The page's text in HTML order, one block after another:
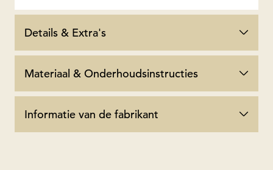
Details & Extra's
Materiaal & Onderhoudsinstructies
Informatie van de fabrikant